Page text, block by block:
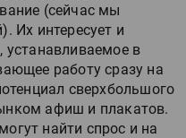
(сейчас мы
Их интересует и
устанавливаемое в
работу сразу на
сверхбольшого
афиш и плакатов.
найти спрос и на